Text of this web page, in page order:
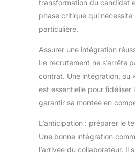
transformation du candidat
phase critique qui
particulière.
Assurer une intégration
Le recrutement ne s’arrête
contrat. Une intégration, ou
est essentielle pour fidéliser
garantir sa montée en
L’anticipation : préparer le
Une bonne intégration
l’arrivée du collaborateur. Il